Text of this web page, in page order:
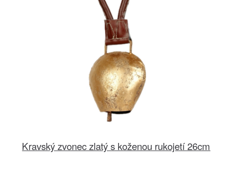
Kravský zvonec zlatý s koženou rukojetí 26cm